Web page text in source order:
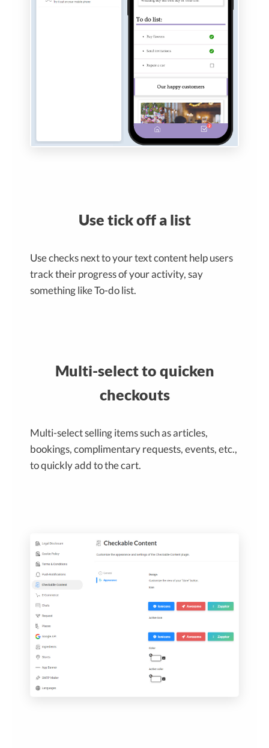
Use tick off a list
Use checks next to your text content help users
track their progress of your activity, say
something like To-do list.
Multi-select to quicken
checkouts
Multi-select selling items such as articles,
bookings, complimentary requests, events, etc.,
to quickly add to the cart.